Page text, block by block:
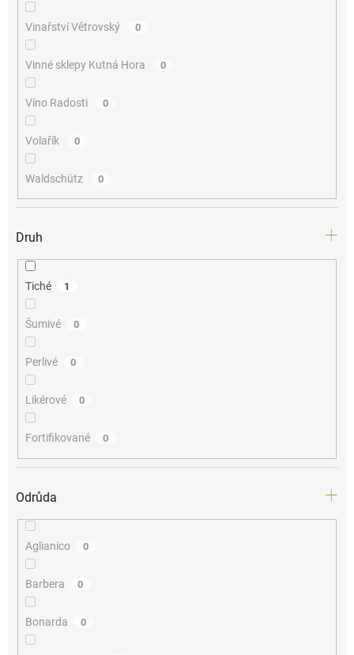
Vinařství Větrovský 0
Vinné sklepy Kutná Hora 0
Víno Radosti 0
Volařík 0
Waldschütz 0
Druh
Tiché 1
Šumivé 0
Perlivé 0
Likérové 0
Fortifikované 0
Odrůda
Aglianico 0
Barbera 0
Bonarda 0